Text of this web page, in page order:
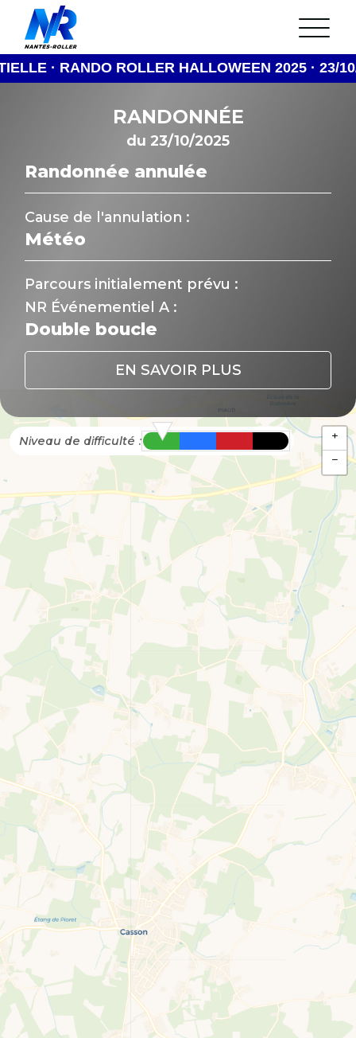
contenu
L’association
Arrêté municipal
Statuts de l’Association
Réunion mensuelle
24H Roller du Mans
Gestion du cortège
L’équipe et ses bénévoles
FAQ
Discord
Agenda
Actualités
RANDO ROLLER HALLOWEEN 2025 · 23/10/
RANDONNÉE
du 23/10/2025
Randonnée annulée
Cause de l'annulation :
Météo
Parcours initialement prévu :
NR Événementiel A :
Double boucle
EN SAVOIR PLUS
Niveau de difficulté :
+
−